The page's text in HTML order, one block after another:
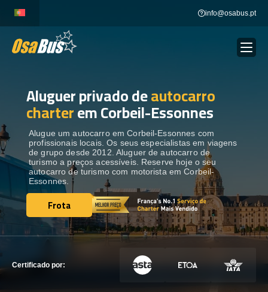
content
info@osabus.pt
ALUGUER DE AUTOCARROS
DESTINOS
FROTA
ENTRE EM CONTACTO
ENTRE EM CONTACTO
Aluguer privado deautocarro
charterem Corbeil-Essonnes
Alugue um autocarro em Corbeil-Essonnes com
profissionais locais. Os seus especialistas em viagens
de grupo desde 2012. Aluguer de autocarro de
turismo a preços acessíveis. Reserve hoje o seu
autocarro de turismo com motorista em Corbeil-
Essonnes.
Frota
Frota
Certificado por: